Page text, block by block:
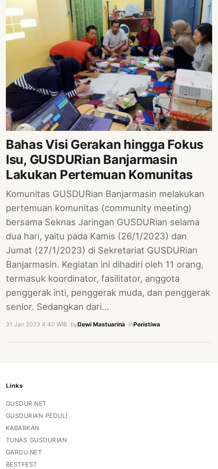
Bahas Visi Gerakan hingga Fokus
Isu, GUSDURian Banjarmasin
Lakukan Pertemuan Komunitas
Komunitas GUSDURian Banjarmasin melakukan
pertemuan komunitas (community meeting)
bersama Seknas Jaringan GUSDURian selama
dua hari, yaitu pada Kamis (26/1/2023) dan
Jumat (27/1/2023) di Sekretariat GUSDURian
Banjarmasin. Kegiatan ini dihadiri oleh 11 orang,
termasuk koordinator, fasilitator, anggota
penggerak inti, penggerak muda, dan penggerak
senior. Sedangkan dari…
31 Jan 2023 4:40 WIB byDewi Mastuarina InPeristiwa
Links
GUSDUR.NET
GUSDURIAN PEDULI
KABARKAN
TUNAS GUSDURIAN
GARDU.NET
BESTFEST